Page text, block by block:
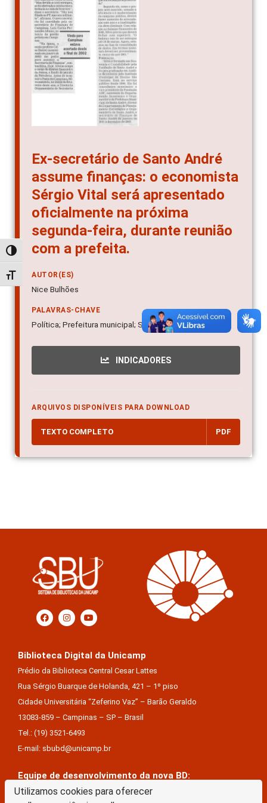
Utilizamos cookies para oferecer
Alternar alto contraste
Alternar tamanho da fonte
Ex-secretário de Santo André
assume finanças: o economista
Sérgio Vital será apresentado
oficialmente na próxima
segunda-feira, durante reunião
com a prefeita.
AUTOR(ES)
Nice Bulhões
PALAVRAS-CHAVE
Política; Prefeitura municipal; Secretaria de Finanças
INDICADORES
ARQUIVOS DISPONÍVEIS PARA DOWNLOAD
TEXTO COMPLETO PDF
Biblioteca Digital da Unicamp
Prédio da Biblioteca Central Cesar Lattes
Rua Sérgio Buarque de Holanda, 421 – 1º piso
Cidade Universitária “Zeferino Vaz” – Barão Geraldo
13083-859 – Campinas – SP – Brasil
Tel.: (19) 3521-6493
E-mail: sbubd@unicamp.br
Equipe de desenvolvimento da nova BD:
Keite Aparecida Duarte